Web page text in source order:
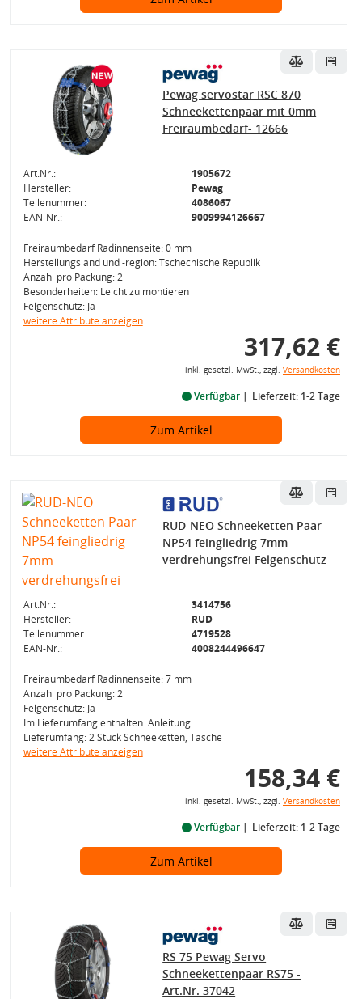
Pewag servostar RSC 870
Schneekettenpaar mit 0mm
Freiraumbedarf- 12666
Art.Nr.:
1905672
Hersteller:
Pewag
Teilenummer:
4086067
EAN-Nr.:
9009994126667
Freiraumbedarf Radinnenseite: 0 mm
Herstellungsland und -region: Tschechische Republik
Anzahl pro Packung: 2
Besonderheiten: Leicht zu montieren
Felgenschutz: Ja
weitere Attribute anzeigen
317,62 €
inkl. gesetzl. MwSt., zzgl. Versandkosten
Verfügbar Lieferzeit: 1-2 Tage
Zum Artikel
RUD-NEO Schneeketten Paar
NP54 feingliedrig 7mm
verdrehungsfrei Felgenschutz
Art.Nr.:
3414756
Hersteller:
RUD
Teilenummer:
4719528
EAN-Nr.:
4008244496647
Freiraumbedarf Radinnenseite: 7 mm
Anzahl pro Packung: 2
Felgenschutz: Ja
Im Lieferumfang enthalten: Anleitung
Lieferumfang: 2 Stück Schneeketten, Tasche
weitere Attribute anzeigen
158,34 €
inkl. gesetzl. MwSt., zzgl. Versandkosten
Verfügbar Lieferzeit: 1-2 Tage
Zum Artikel
RS 75 Pewag Servo
Schneekettenpaar RS75 -
Art.Nr. 37042